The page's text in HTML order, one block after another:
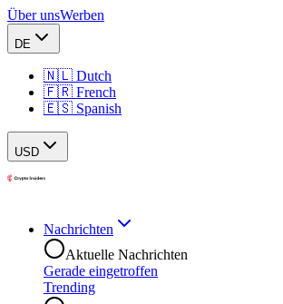
Über unsWerben
DE
🇳🇱 Dutch
🇫🇷 French
🇪🇸 Spanish
USD
Nachrichten
Aktuelle Nachrichten
Gerade eingetroffen
Trending